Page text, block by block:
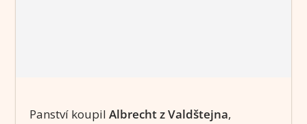
Panství koupil Albrecht z Valdštejna,